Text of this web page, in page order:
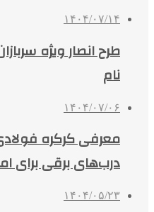
۱۴۰۴/۰۷/۱۴
نام
۱۴۰۴/۰۷/۰۶
درب‌های برقی برای
۱۴۰۴/۰۵/۲۳